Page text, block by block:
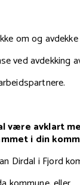
om og
ved avdekking
være avklart
i din
Dirdal i Fjord